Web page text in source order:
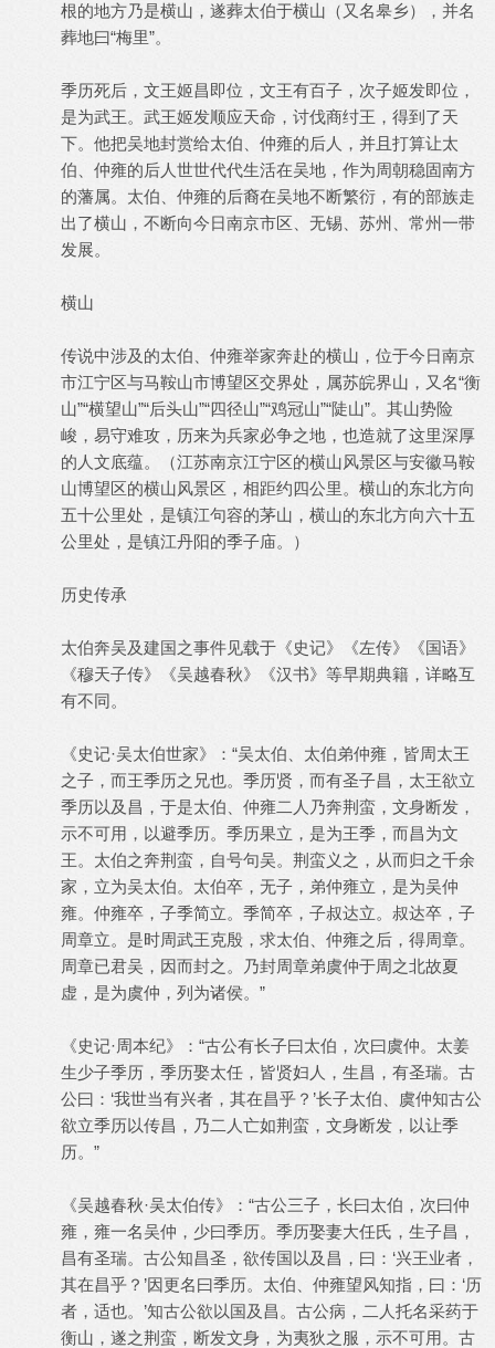
根的地方乃是横山，遂葬太伯于横山（又名皋乡），并名
葬地曰“梅里”。
季历死后，文王姬昌即位，文王有百子，次子姬发即位，
是为武王。武王姬发顺应天命，讨伐商纣王，得到了天
下。他把吴地封赏给太伯、仲雍的后人，并且打算让太
伯、仲雍的后人世世代代生活在吴地，作为周朝稳固南方
的藩属。太伯、仲雍的后裔在吴地不断繁衍，有的部族走
出了横山，不断向今日南京市区、无锡、苏州、常州一带
发展。
横山
传说中涉及的太伯、仲雍举家奔赴的横山，位于今日南京
市江宁区与马鞍山市博望区交界处，属苏皖界山，又名“衡
山”“横望山”“后头山”“四径山”“鸡冠山”“陡山”。其山势险
峻，易守难攻，历来为兵家必争之地，也造就了这里深厚
的人文底蕴。（江苏南京江宁区的横山风景区与安徽马鞍
山博望区的横山风景区，相距约四公里。横山的东北方向
五十公里处，是镇江句容的茅山，横山的东北方向六十五
公里处，是镇江丹阳的季子庙。）
历史传承
太伯奔吴及建国之事件见载于《史记》《左传》《国语》
《穆天子传》《吴越春秋》《汉书》等早期典籍，详略互
有不同。
《史记·吴太伯世家》：“吴太伯、太伯弟仲雍，皆周太王
之子，而王季历之兄也。季历贤，而有圣子昌，太王欲立
季历以及昌，于是太伯、仲雍二人乃奔荆蛮，文身断发，
示不可用，以避季历。季历果立，是为王季，而昌为文
王。太伯之奔荆蛮，自号句吴。荆蛮义之，从而归之千余
家，立为吴太伯。太伯卒，无子，弟仲雍立，是为吴仲
雍。仲雍卒，子季简立。季简卒，子叔达立。叔达卒，子
周章立。是时周武王克殷，求太伯、仲雍之后，得周章。
周章已君吴，因而封之。乃封周章弟虞仲于周之北故夏
虚，是为虞仲，列为诸侯。”
《史记·周本纪》：“古公有长子曰太伯，次曰虞仲。太姜
生少子季历，季历娶太任，皆贤妇人，生昌，有圣瑞。古
公曰：‘我世当有兴者，其在昌乎？’长子太伯、虞仲知古公
欲立季历以传昌，乃二人亡如荆蛮，文身断发，以让季
历。”
《吴越春秋·吴太伯传》：“古公三子，长曰太伯，次曰仲
雍，雍一名吴仲，少曰季历。季历娶妻大任氏，生子昌，
昌有圣瑞。古公知昌圣，欲传国以及昌，曰：‘兴王业者，
其在昌乎？’因更名曰季历。太伯、仲雍望风知指，曰：‘历
者，适也。’知古公欲以国及昌。古公病，二人托名采药于
衡山，遂之荆蛮，断发文身，为夷狄之服，示不可用。古